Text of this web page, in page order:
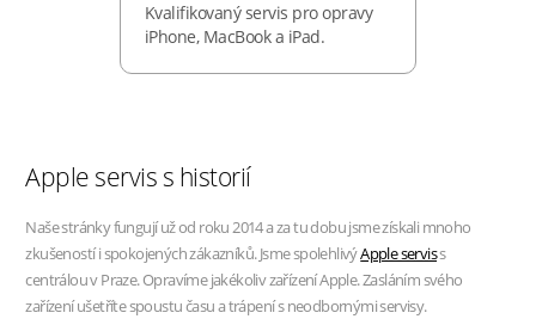
Kvalifikovaný servis pro opravy
iPhone, MacBook a iPad.
Apple servis s historií
Naše stránky fungují už od roku 2014 a za tu dobu jsme získali mnoho
zkušeností i spokojených zákazníků. Jsme spolehlivýApple serviss
centrálou v Praze. Opravíme jakékoliv zařízení Apple. Zasláním svého
zařízení ušetříte spoustu času a trápení s neodbornými servisy.